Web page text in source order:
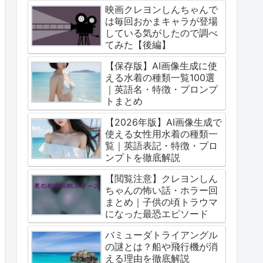
映画クレヨンしんちゃんで
は毎回おかまキャラが登場
している気がしたので調べ
てみた【後編】
【保存版】AI画像生成に使
える水着の種類一覧100選
｜英語名・特徴・プロンプ
トまとめ
【2026年版】AI画像生成で
使える女性用水着の種類一
覧｜英語表記・特徴・プロ
ンプトを徹底解説
【閲覧注意】クレヨンしん
ちゃんの怖い話・ホラー回
まとめ｜子供の頃トラウマ
になった最恐エピソード
バミューダトライアングル
の謎とは？船や飛行機が消
える理由を徹底解説